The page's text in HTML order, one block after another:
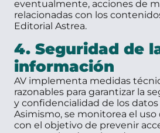
eventualmente, acciones de
relacionadas con los
Editorial Astrea.
4. Seguridad de
información
AV implementa medidas
razonables para garantizar la
y confidencialidad de los
Asimismo, se monitorea el
con el objetivo de prevenir